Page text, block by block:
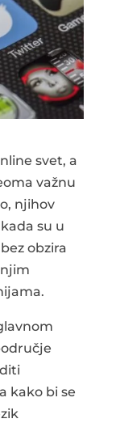
svet, a
važnu
njihov
su u
obzira
kako bi se